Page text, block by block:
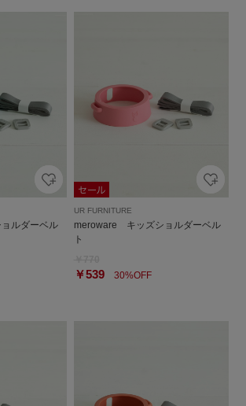
ルダーベル
UR FURNITURE
meroware キッズショルダーベル
ト
￥53930%OFF